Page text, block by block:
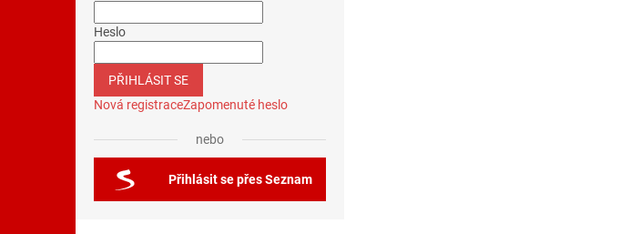
Heslo
PŘIHLÁSIT SE
Nová registraceZapomenuté heslo
nebo
Přihlásit se přes Seznam